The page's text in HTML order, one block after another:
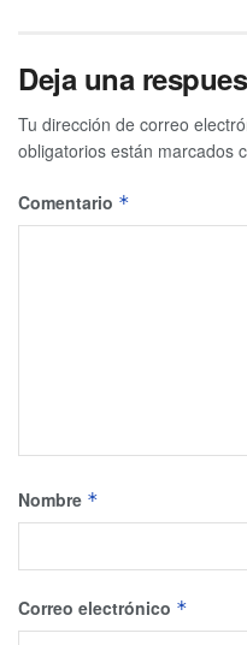
Deja una
Tu dirección de correo
obligatorios están marcados
Comentario *
Nombre *
Correo electrónico *